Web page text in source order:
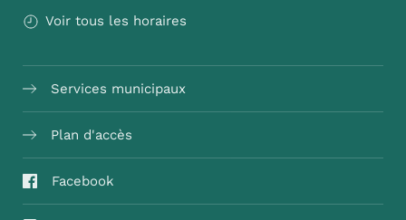
Voir tous les horaires
Services municipaux
Plan d'accès
Facebook